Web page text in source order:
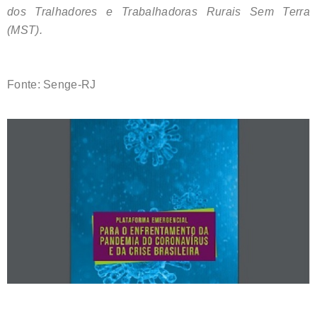
dos Tralhadores e Trabalhadoras Rurais Sem Terra
(MST).
Fonte: Senge-RJ